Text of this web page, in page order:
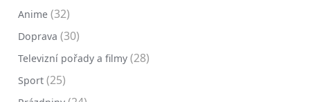
Anime (32)
Doprava (30)
Televizní pořady a filmy (28)
Sport (25)